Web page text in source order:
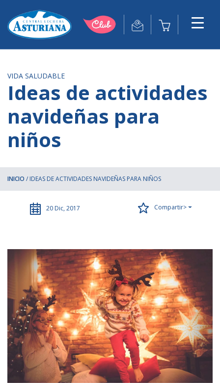
VIDA SALUDABLE
Ideas de actividades
navideñas para
niños
INICIO / IDEAS DE ACTIVIDADES NAVIDEÑAS PARA NIÑOS
20 Dic, 2017 Compartir>